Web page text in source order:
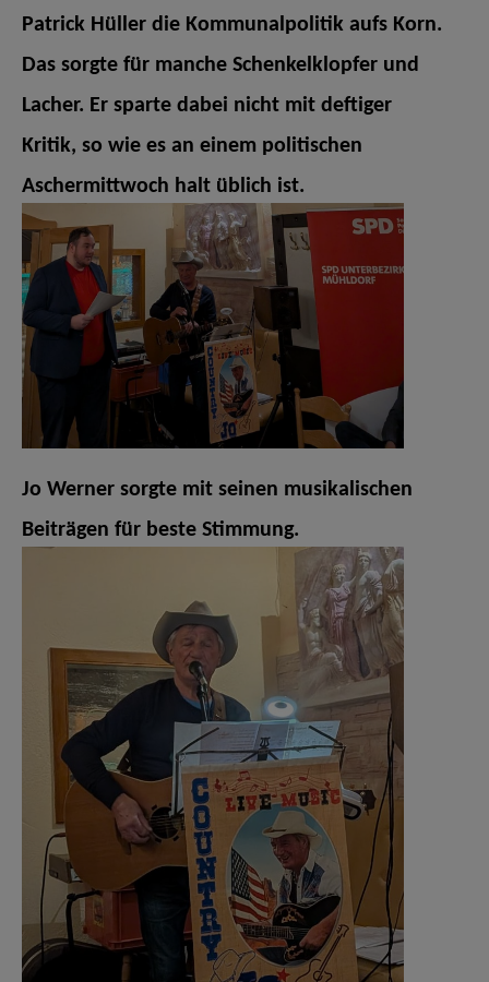
Patrick Hüller die Kommunalpolitik aufs Korn.
Das sorgte für manche Schenkelklopfer und
Lacher. Er sparte dabei nicht mit deftiger
Kritik, so wie es an einem politischen
Aschermittwoch halt üblich ist.
Jo Werner sorgte mit seinen musikalischen
Beiträgen für beste Stimmung.